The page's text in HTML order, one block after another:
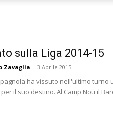
sulla Liga 2014-15
Zavaglia - 3 Aprile 2015
ha vissuto nell'ultimo
il suo destino. Al Camp Nou il